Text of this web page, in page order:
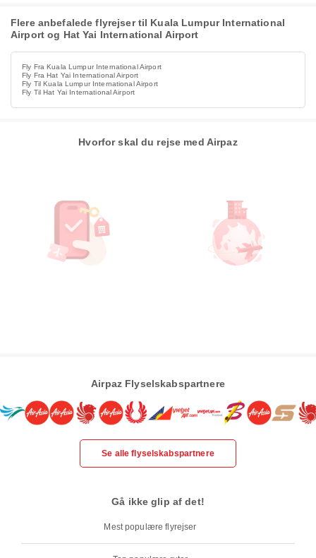
Flere anbefalede flyrejser til Kuala Lumpur International
Airport og Hat Yai International Airport
Fly Fra Kuala Lumpur International Airport
Fly Fra Hat Yai International Airport
Fly Til Kuala Lumpur International Airport
Fly Til Hat Yai International Airport
Hvorfor skal du rejse med Airpaz
Airpaz Flyselskabspartnere
Se alle flyselskabspartnere
Gå ikke glip af det!
Mest populære flyrejser